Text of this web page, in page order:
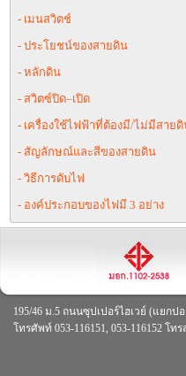
- เมนสวิตช์
- ประโยชน์ของสายดิน
- หลักดิน
- สวิตซ์ปิด–เปิด
- เครื่องใช้ไฟฟ้าที่ต้องมี/ไม่มีสาย
- สัญลักษณ์และสีของสายดิน
- วิธีการดับไฟ
- องค์ประกอบของไฟมี 3 อย่าง
195/46 ม.5 ถนนซุปเปอร์ไฮเวย์ (แยกป
โทรศัพท์ 053-116151, 053-116152 โทร